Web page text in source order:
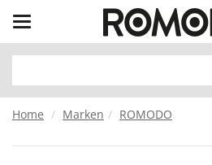
Toggle
navigation
Home Marken ROMODO